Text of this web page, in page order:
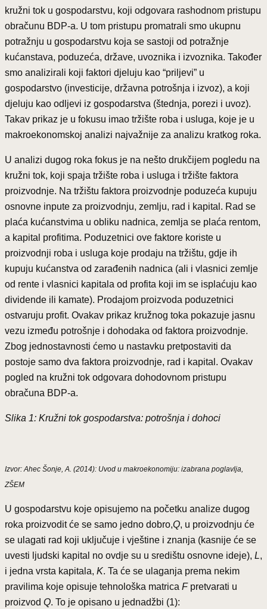
kružni tok u gospodarstvu, koji odgovara rashodnom pristupu
obračunu BDP-a. U tom pristupu promatrali smo ukupnu
potražnju u gospodarstvu koja se sastoji od potražnje
kućanstava, poduzeća, države, uvoznika i izvoznika. Također
smo analizirali koji faktori djeluju kao “priljevi” u
gospodarstvo (investicije, državna potrošnja i izvoz), a koji
djeluju kao odljevi iz gospodarstva (štednja, porezi i uvoz).
Takav prikaz je u fokusu imao tržište roba i usluga, koje je u
makroekonomskoj analizi najvažnije za analizu kratkog roka.
U analizi dugog roka fokus je na nešto drukčijem pogledu na
kružni tok, koji spaja tržište roba i usluga i tržište faktora
proizvodnje. Na tržištu faktora proizvodnje poduzeća kupuju
osnovne inpute za proizvodnju, zemlju, rad i kapital. Rad se
plaća kućanstvima u obliku nadnica, zemlja se plaća rentom,
a kapital profitima. Poduzetnici ove faktore koriste u
proizvodnji roba i usluga koje prodaju na tržištu, gdje ih
kupuju kućanstva od zarađenih nadnica (ali i vlasnici zemlje
od rente i vlasnici kapitala od profita koji im se isplaćuju kao
dividende ili kamate). Prodajom proizvoda poduzetnici
ostvaruju profit. Ovakav prikaz kružnog toka pokazuje jasnu
vezu između potrošnje i dohodaka od faktora proizvodnje.
Zbog jednostavnosti ćemo u nastavku pretpostaviti da
postoje samo dva faktora proizvodnje, rad i kapital. Ovakav
pogled na kružni tok odgovara dohodovnom pristupu
obračuna BDP-a.
Slika 1: Kružni tok gospodarstva: potrošnja i dohoci
Izvor: Ahec Šonje, A. (2014): Uvod u makroekonomiju: izabrana poglavlja,
ZŠEM
U gospodarstvu koje opisujemo na početku analize dugog
roka proizvodit će se samo jedno dobro,Q, u proizvodnju će
se ulagati rad koji uključuje i vještine i znanja (kasnije će se
uvesti ljudski kapital no ovdje su u središtu osnovne ideje), L,
i jedna vrsta kapitala, K. Ta će se ulaganja prema nekim
pravilima koje opisuje tehnološka matrica F pretvarati u
proizvod Q. To je opisano u jednadžbi (1):